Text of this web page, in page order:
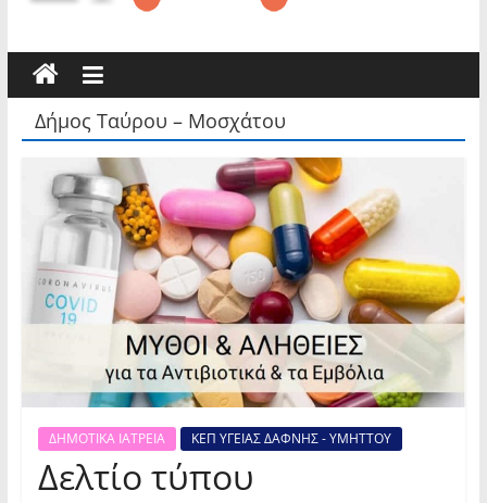
Δήμος Ταύρου – Μοσχάτου
ΔΗΜΟΤΙΚΑ ΙΑΤΡΕΙΑ ΚΕΠ ΥΓΕΙΑΣ ΔΑΦΝΗΣ - ΥΜΗΤΤΟΥ
Δελτίο τύπου